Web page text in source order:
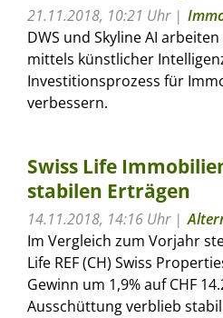
21.11.2018, 10:21 Uhr
DWS und Skyline AI
mittels künstlicher
Investitionsprozess für
verbessern.
Swiss Life
stabilen Erträgen
14.11.2018, 14:16 Uhr
Im Vergleich zum Vorjahr
Life REF (CH) Swiss
Gewinn um 1,9% auf CHF
Ausschüttung verblieb